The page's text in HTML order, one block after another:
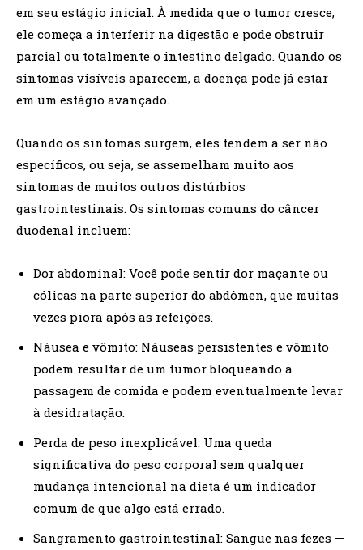
em seu estágio inicial. À medida que o tumor cresce,
ele começa a interferir na digestão e pode obstruir
parcial ou totalmente o intestino delgado. Quando os
sintomas visíveis aparecem, a doença pode já estar
em um estágio avançado.
Quando os sintomas surgem, eles tendem a ser não
específicos, ou seja, se assemelham muito aos
sintomas de muitos outros distúrbios
gastrointestinais. Os sintomas comuns do câncer
duodenal incluem:
Dor abdominal: Você pode sentir dor maçante ou
cólicas na parte superior do abdômen, que muitas
vezes piora após as refeições.
Náusea e vômito: Náuseas persistentes e vômito
podem resultar de um tumor bloqueando a
passagem de comida e podem eventualmente levar
à desidratação.
Perda de peso inexplicável: Uma queda
significativa do peso corporal sem qualquer
mudança intencional na dieta é um indicador
comum de que algo está errado.
Sangramento gastrointestinal: Sangue nas fezes —